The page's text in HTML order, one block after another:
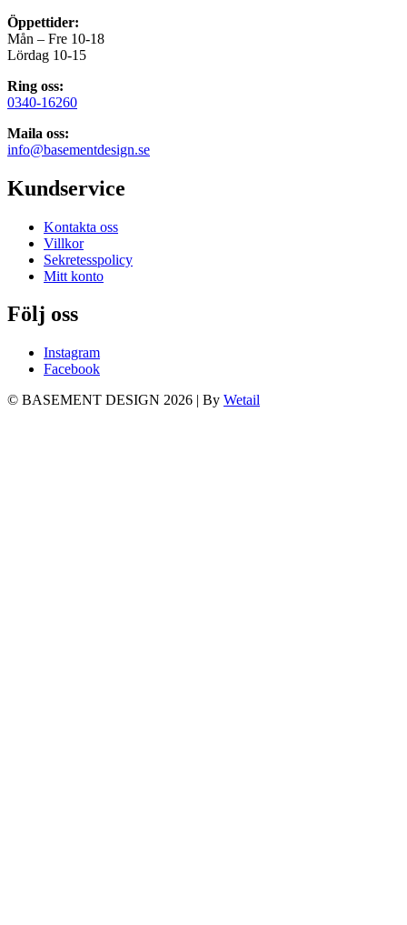
Öppettider:
Mån – Fre 10-18
Lördag 10-15
Ring oss:
0340-16260
Maila oss:
info@basementdesign.se
Kundservice
Kontakta oss
Villkor
Sekretesspolicy
Mitt konto
Följ oss
Instagram
Facebook
© BASEMENT DESIGN 2026 | By Wetail